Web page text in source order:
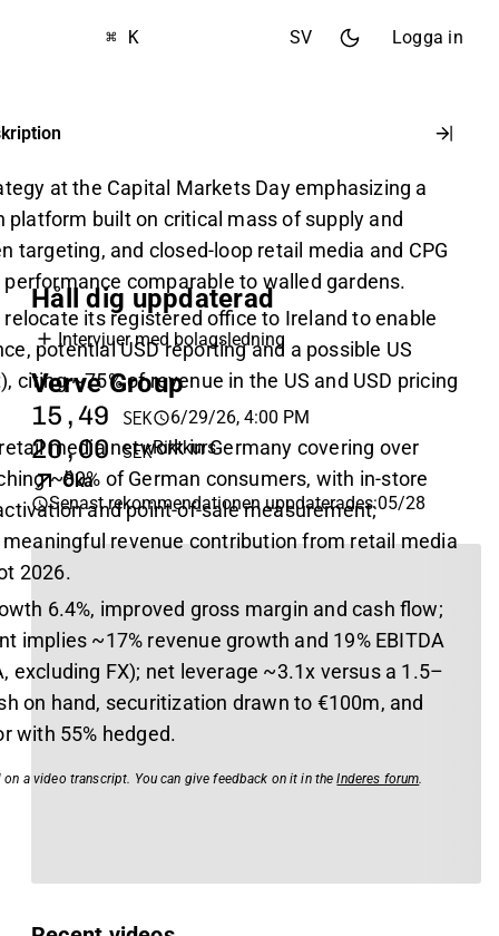
⌘ K SV Logga in
at the Capital Markets Day emphasizing a
platform built on critical mass of supply and
targeting, and closed-loop retail media and CPG
comparable to walled gardens.
its registered office to Ireland to enable
potential USD reporting and a possible US
citing ~75% of revenue in the US and USD pricing
media network in Germany covering over
~80% of German consumers, with in‑store
and point‑of‑sale measurement;
revenue contribution from retail media
2026.
6.4%, improved gross margin and cash flow;
implies ~17% revenue growth and 19% EBITDA
excluding FX); net leverage ~3.1x versus a 1.5–
on hand, securitization drawn to €100m, and
with 55% hedged.
a video transcript. You can give feedback on it in theInderes forum.
Håll dig uppdaterad
Intervjuer med bolagsledning
Verve Group
15,49 SEK 6/29/26, 4:00 PM
20,00 SEKRiktkurs
Öka
Senast rekommendationen uppdaterades:05/28